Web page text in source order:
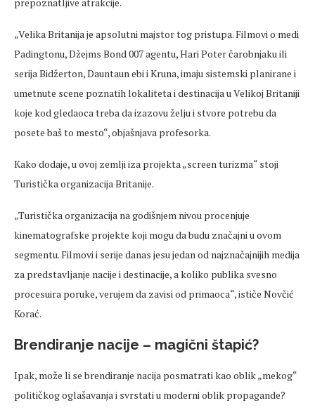
prepoznatljive atrakcije.
„Velika Britanija je apsolutni majstor tog pristupa. Filmovi o medi
Padingtonu, Džejms Bond 007 agentu, Hari Poter čarobnjaku ili
serija Bidžerton, Dauntaun ebi i Kruna, imaju sistemski planirane i
umetnute scene poznatih lokaliteta i destinacija u Velikoj Britaniji
koje kod gledaoca treba da izazovu želju i stvore potrebu da
posete baš to mesto“, objašnjava profesorka.
Kako dodaje, u ovoj zemlji iza projekta „screen turizma“ stoji
Turistička organizacija Britanije.
„Turistička organizacija na godišnjem nivou procenjuje
kinematografske projekte koji mogu da budu značajni u ovom
segmentu. Filmovi i serije danas jesu jedan od najznačajnijih medija
za predstavljanje nacije i destinacije, a koliko publika svesno
procesuira poruke, verujem da zavisi od primaoca“, ističe Novčić
Korać.
Brendiranje nacije – magični štapić?
Ipak, može li se brendiranje nacija posmatrati kao oblik „mekog“
političkog oglašavanja i svrstati u moderni oblik propagande?